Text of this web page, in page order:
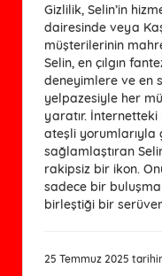
Gizlilik, Selin’in
dairesinde veya
müşterilerinin
Selin, en çılgın
deneyimlere ve en
yelpazesiyle her
yaratır.
ateşli yorumlarıyla
sağlamlaştıran
rakipsiz bir ikon.
sadece bir
birleştiği bir
25 Temmuz 2025